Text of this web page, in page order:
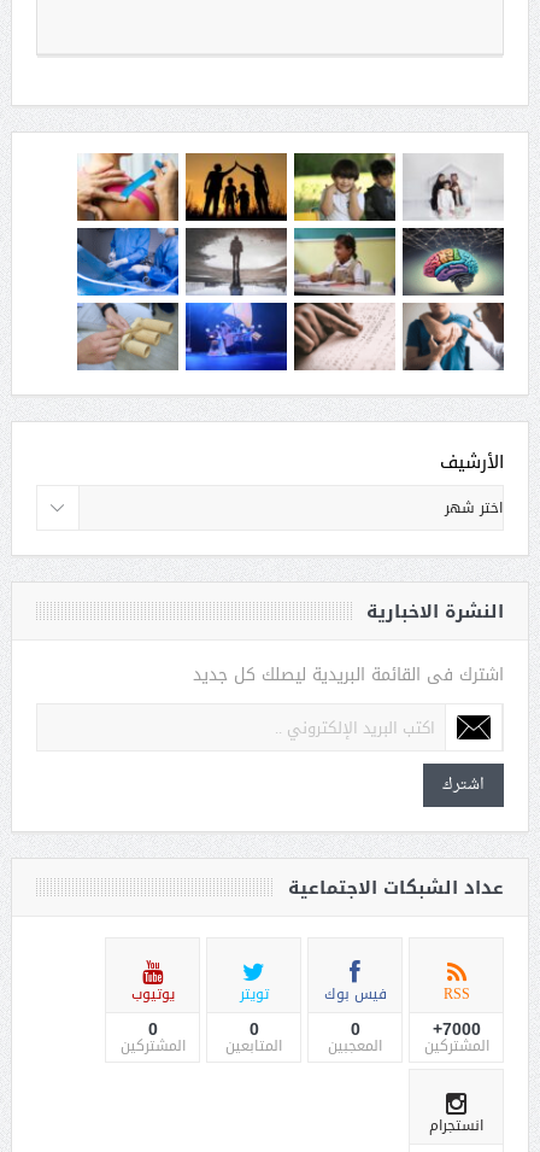
الأرشيف
النشرة الاخبارية
اشترك فى القائمة البريدية ليصلك كل جديد
اشترك
عداد الشبكات الاجتماعية
RSS
7000+
المشتركين
فيس بوك
0
المعجبين
تويتر
0
المتابعين
يوتيوب
0
المشتركين
انستجرام